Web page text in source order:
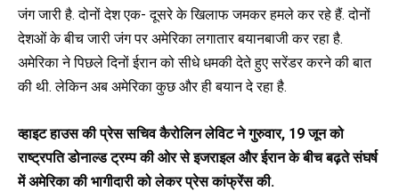
जंग जारी है. दोनों देश एक- दूसरे के खिलाफ जमकर हमले कर रहे हैं. दोनों
देशओं के बीच जारी जंग पर अमेरिका लगातार बयानबाजी कर रहा है.
अमेरिका ने पिछले दिनों ईरान को सीधे धमकी देते हुए सरेंडर करने की बात
की थी. लेकिन अब अमेरिका कुछ और ही बयान दे रहा है.
व्हाइट हाउस की प्रेस सचिव कैरोलिन लेविट ने गुरुवार, 19 जून को
राष्ट्रपति डोनाल्ड ट्रम्प की ओर से इजराइल और ईरान के बीच बढ़ते संघर्ष
में अमेरिका की भागीदारी को लेकर प्रेस कांफ्रेंस की.